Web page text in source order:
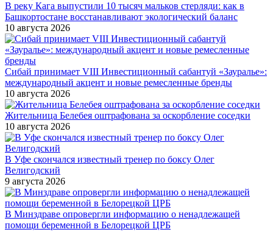
В реку Кага выпустили 10 тысяч мальков стерляди: как в
Башкортостане восстанавливают экологический баланс
10 августа 2026
Сибай принимает VIII Инвестиционный сабантуй «Зауралье»:
международный акцент и новые ремесленные бренды
10 августа 2026
Жительница Белебея оштрафована за оскорбление соседки
10 августа 2026
В Уфе скончался известный тренер по боксу Олег
Велигодский
9 августа 2026
В Минздраве опровергли информацию о ненадлежащей
помощи беременной в Белорецкой ЦРБ